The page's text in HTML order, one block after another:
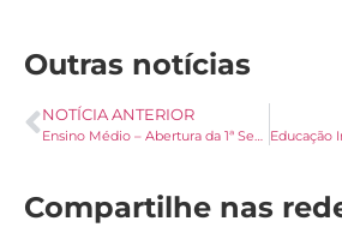
Outras notícias
NOTÍCIA ANTERIOR
Compartilhe nas